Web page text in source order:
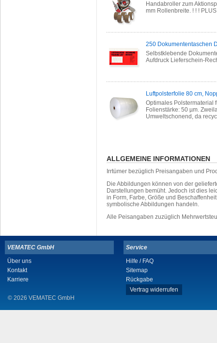
Handabroller zum
mm Rollenbreite. ! ! !
250 Dokumententaschen
Selbstklebende
Aufdruck Lieferschein-
Luftpolsterfolie 80 cm,
Optimales Polstermaterial
Folienstärke: 50 µm.
Umweltschonend, da
ALLGEMEINE INFORMATIONEN
Irrtümer bezüglich Preisangaben und
Die Abbildungen können von der
Darstellungen bemüht. Jedoch ist dies
in Form, Farbe, Größe und
symbolische Abbildungen handeln.
Alle Peisangaben zuzüglich
VEMATEC GmbH
Über uns
Kontakt
Karriere
© 2026 VEMATEC GmbH
Service
Hilfe / FAQ
Sitemap
Rückgabe
Vertrag widerrufen